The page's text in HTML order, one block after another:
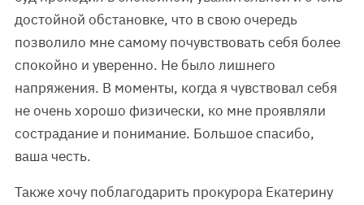
достойной обстановке, что в свою очередь
позволило мне самому почувствовать себя более
спокойно и уверенно. Не было лишнего
напряжения. В моменты, когда я чувствовал себя
не очень хорошо физически, ко мне проявляли
сострадание и понимание. Большое спасибо,
ваша честь.
Также хочу поблагодарить прокурора Екатерину